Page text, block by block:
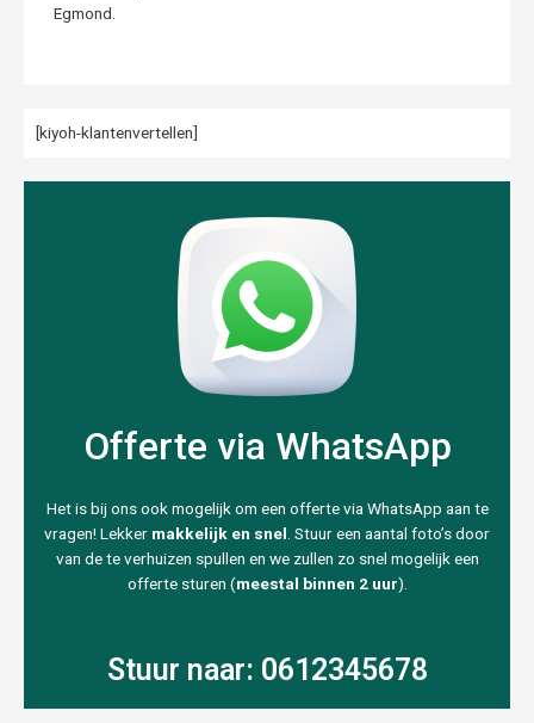
Egmond.
[kiyoh-klantenvertellen]
Offerte via WhatsApp
Het is bij ons ook mogelijk om een offerte via WhatsApp aan te
vragen! Lekker makkelijk en snel . Stuur een aantal foto’s door
van de te verhuizen spullen en we zullen zo snel mogelijk een
offerte sturen (meestal binnen 2 uur).
Stuur naar: 0612345678